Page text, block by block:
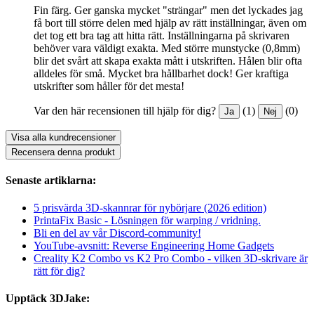
Fin färg. Ger ganska mycket "strängar" men det lyckades jag
få bort till större delen med hjälp av rätt inställningar, även om
det tog ett bra tag att hitta rätt. Inställningarna på skrivaren
behöver vara väldigt exakta. Med större munstycke (0,8mm)
blir det svårt att skapa exakta mått i utskriften. Hålen blir ofta
alldeles för små. Mycket bra hållbarhet dock! Ger kraftiga
utskrifter som håller för det mesta!
Var den här recensionen till hjälp för dig? Ja (1) Nej (0)
Visa alla kundrecensioner
Recensera denna produkt
Senaste artiklarna:
5 prisvärda 3D-skannrar för nybörjare (2026 edition)
PrintaFix Basic - Lösningen för warping / vridning.
Bli en del av vår Discord-community!
YouTube-avsnitt: Reverse Engineering Home Gadgets
Creality K2 Combo vs K2 Pro Combo - vilken 3D-skrivare är
rätt för dig?
Upptäck 3DJake: